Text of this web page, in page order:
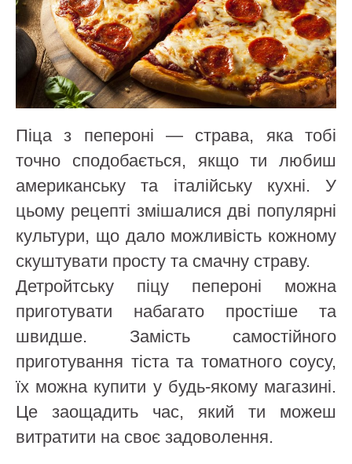
Піца з пепероні — страва, яка тобі
точно сподобається, якщо ти любиш
американську та італійську кухні. У
цьому рецепті змішалися дві популярні
культури, що дало можливість кожному
скуштувати просту та смачну страву.
Детройтську піцу пепероні можна
приготувати набагато простіше та
швидше. Замість самостійного
приготування тіста та томатного соусу,
їх можна купити у будь-якому магазині.
Це заощадить час, який ти можеш
витратити на своє задоволення.